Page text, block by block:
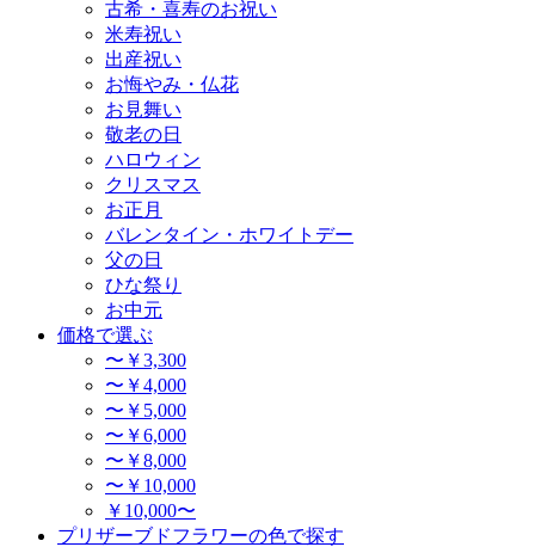
古希・喜寿のお祝い
米寿祝い
出産祝い
お悔やみ・仏花
お見舞い
敬老の日
ハロウィン
クリスマス
お正月
バレンタイン・ホワイトデー
父の日
ひな祭り
お中元
価格で選ぶ
〜￥3,300
〜￥4,000
〜￥5,000
〜￥6,000
〜￥8,000
〜￥10,000
￥10,000〜
プリザーブドフラワーの色で探す